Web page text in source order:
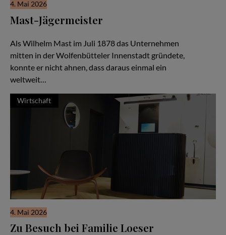
4. Mai 2026
Mast-Jägermeister
Als Wilhelm Mast im Juli 1878 das Unternehmen
mitten in der Wolfenbütteler Innenstadt gründete,
konnte er nicht ahnen, dass daraus einmal ein
weltweit…
Wirtschaft
4. Mai 2026
Zu Besuch bei Familie Loeser